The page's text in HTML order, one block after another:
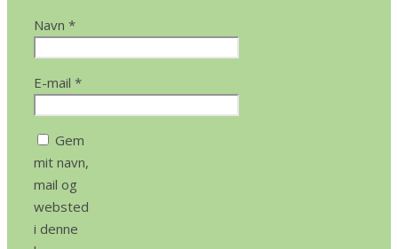
Navn *
E-mail *
Gem
mit navn,
mail og
websted
i denne